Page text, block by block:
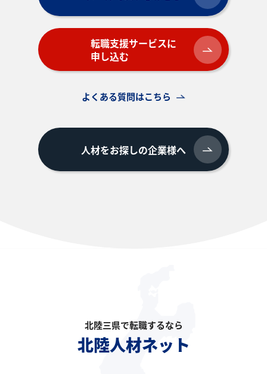
転職支援サービスに
申し込む
よくある質問はこちら
人材をお探しの企業様へ
北陸三県で転職するなら
北陸人材ネット